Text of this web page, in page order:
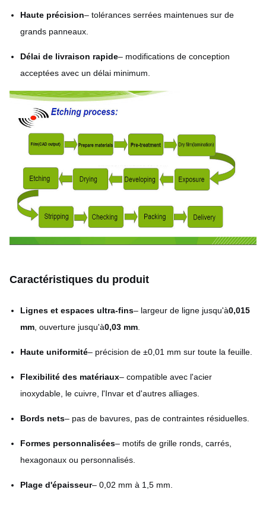
Haute précision– tolérances serrées maintenues sur de
grands panneaux.
Délai de livraison rapide– modifications de conception
acceptées avec un délai minimum.
Caractéristiques du produit
Lignes et espaces ultra-fins– largeur de ligne jusqu'à0,015
mm , ouverture jusqu'à0,03 mm
Haute uniformité– précision de ±0,01 mm sur toute la feuille.
Flexibilité des matériaux– compatible avec l'acier
inoxydable, le cuivre, l'Invar et d'autres alliages.
Bords nets– pas de bavures, pas de contraintes résiduelles.
Formes personnalisées– motifs de grille ronds, carrés,
hexagonaux ou personnalisés.
Plage d'épaisseur– 0,02 mm à 1,5 mm.